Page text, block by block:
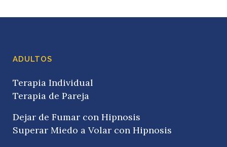
ADULTOS
Terapia Individual
Terapia de Pareja
Dejar de Fumar con Hipnosis
Superar Miedo a Volar con Hipnosis